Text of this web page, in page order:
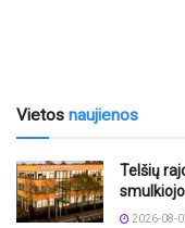
Vietos naujienos
Telšių
2026-08-